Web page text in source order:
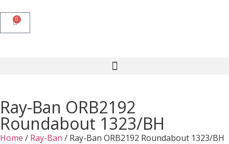
0
Ray-Ban ORB2192
Roundabout 1323/BH
Home / Ray-Ban / Ray-Ban ORB2192 Roundabout 1323/BH